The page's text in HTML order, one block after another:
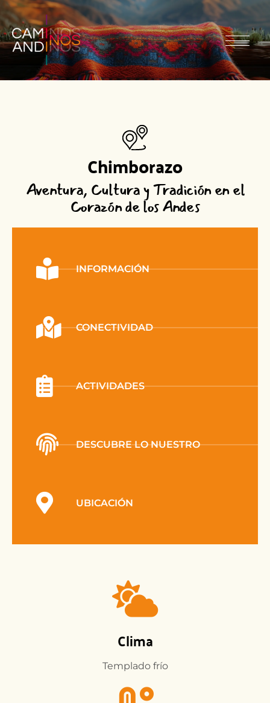
Chimborazo
Aventura, Cultura y Tradición en el
Corazón de los Andes
INFORMACIÓN
CONECTIVIDAD
ACTIVIDADES
DESCUBRE LO NUESTRO
UBICACIÓN
Clima
Templado frío